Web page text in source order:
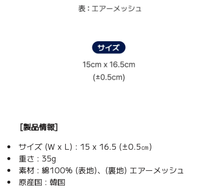
[製品情報]
サイズ (W x L) : 15 x 16.5 (±0.5㎝)
重さ : 35g
素材 : 綿100% (表地)、(裏地) エアーメッシュ
原産国 : 韓国